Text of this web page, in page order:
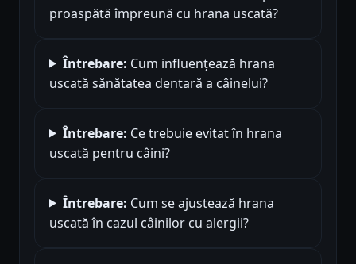
proaspătă împreună cu hrana uscată?
Întrebare: Cum influențează hrana
uscată sănătatea dentară a câinelui?
Întrebare: Ce trebuie evitat în hrana
uscată pentru câini?
Întrebare: Cum se ajustează hrana
uscată în cazul câinilor cu alergii?